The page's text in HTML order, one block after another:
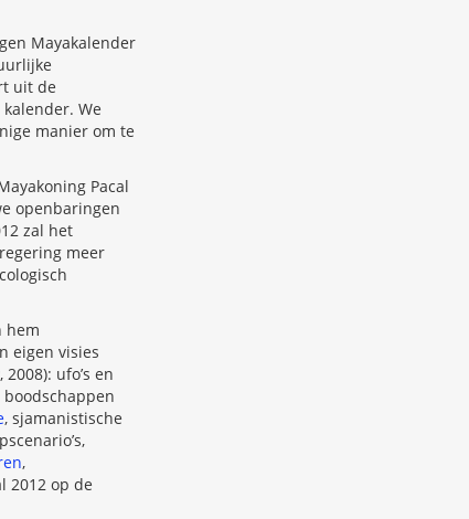
Mayakalender
uit de
We
manier om te
Pacal
openbaringen
zal het
meer
hem
eigen visies
ufo’s en
, sjamanistische
,
2012 op de